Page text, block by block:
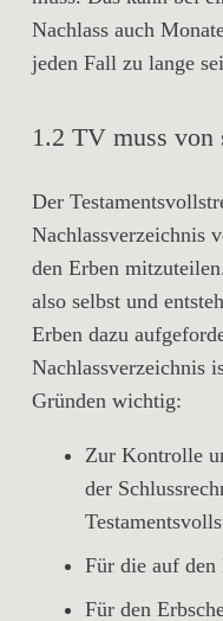
Nachlass auch
jeden Fall zu lange
1.2 TV muss von
Der
Nachlassverzeichnis
den Erben
also selbst und
Erben dazu
Nachlassverzeichnis
Gründen wichtig:
Zur Kontrolle
der
Für die auf
Für den